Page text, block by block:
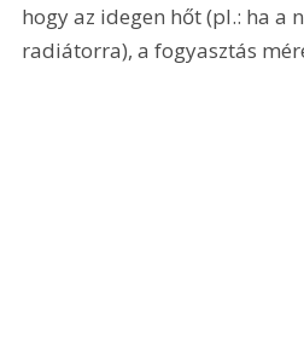
hogy az idegen hőt (pl.: ha a
radiátorra), a fogyasztás